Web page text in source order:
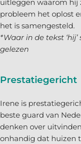
uitleggen waarom
probleem het oplost
het is samengesteld.
*Waar in de tekst ‘hij’
gelezen
Prestatiegericht
Irene is
beste guard van
denken over
onhandig dat huizen